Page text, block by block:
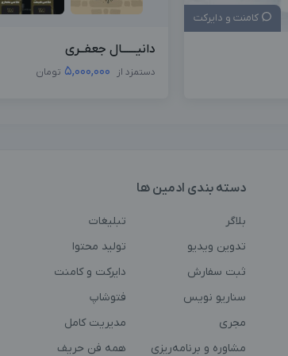
کامنت و دایرکت
دانیــــــال جعفــری
دستمزد از 5,000,000 تومان
دسته بندی ادمین ها
بلاگر
تبلیغات
تدوین ویدیو
تولید محتوا
ثبت سفارش
دایرکت و کامنت
سناریو نویس
فتوشاپ
مجری
مدیریت کامل
مشاوره و برنامه‌ریزی
همه فن حریف